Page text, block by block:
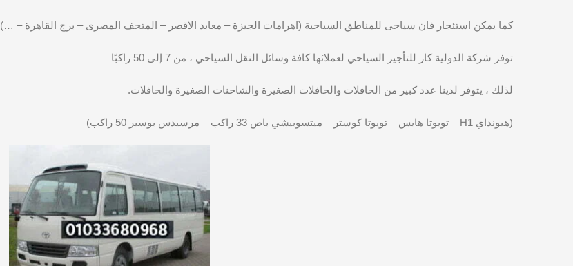
كما يمكن استئجار فان سياحى للمناطق السياحية (اهرامات الجيزة – معابد الاقصر – المتحف المصرى – برج القاهرة – …)
توفر شركة الدولية كار للتأجير السياحي لعملائها كافة وسائل النقل السياحي ، من 7 إلى 50 راكبًا
لذلك ، يتوفر لدينا عدد كبير من الحافلات والحافلات الصغيرة والشاحنات الصغيرة والحافلات.
(هيونداي H1 – تويوتا هايس – تويوتا كوستر – ميتسوبيشي باص 33 راكب – مرسيدس بوسير 50 ​​راكب)